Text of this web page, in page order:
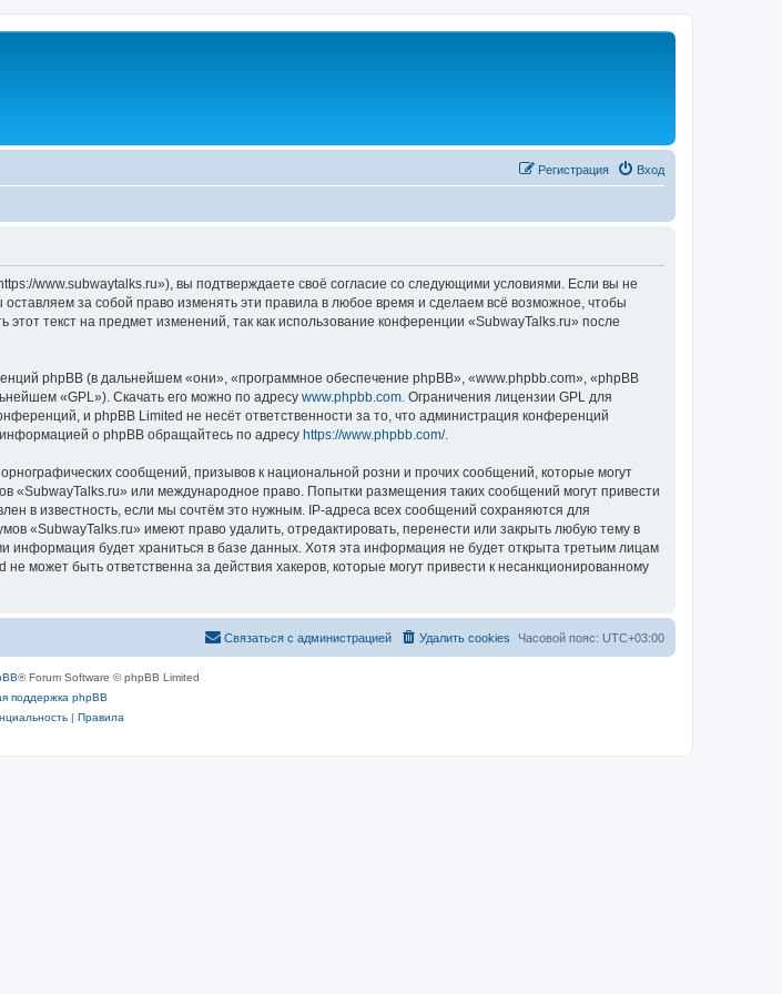
Вход
Регистрация
www.subwaytalks.ru»), вы подтверждаете своё согласие со следующими условиями. Если вы не
за собой право изменять эти правила в любое время и сделаем всё возможное, чтобы
текст на предмет изменений, так как использование конференции «SubwayTalks.ru» после
phpBB (в дальнейшем «они», «программное обеспечение phpBB», «www.phpbb.com», «phpBB
«GPL»). Скачать его можно по адресу www.phpbb.com. Ограничения лицензии GPL для
и phpBB Limited не несёт ответственности за то, что администрация конференций
о phpBB обращайтесь по адресу https://www.phpbb.com/.
сообщений, призывов к национальной розни и прочих сообщений, которые могут
«SubwayTalks.ru» или международное право. Попытки размещения таких сообщений могут привести
в известность, если мы сочтём это нужным. IP-адреса всех сообщений сохраняются для
«SubwayTalks.ru» имеют право удалить, отредактировать, перенести или закрыть любую тему в
информация будет храниться в базе данных. Хотя эта информация не будет открыта третьим лицам
может быть ответственна за действия хакеров, которые могут привести к несанкционированному
Часовой пояс: UTC+03:00
Удалить cookies
Связаться с администрацией
® Forum Software © phpBB Limited
поддержка phpBB
| Правила